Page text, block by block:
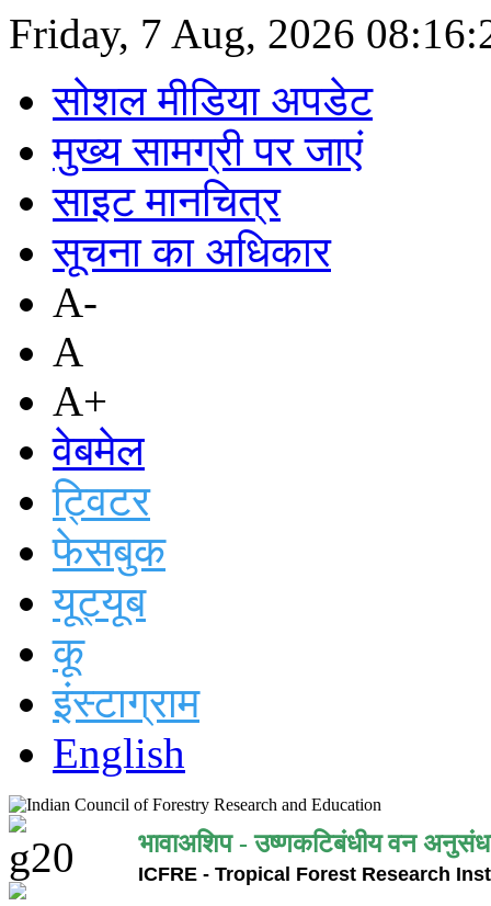
Friday, 7 Aug, 2026
सोशल मीडिया अपडेट
मुख्य सामग्री पर जाएं
साइट मानचित्र
सूचना का अधिकार
A-
A
A+
वेबमेल
ट्विटर
फेसबुक
यूट्यूब
कू
इंस्टाग्राम
English
भावाअशिप - उष्णकटिबंधीय वन
ICFRE - Tropical Forest Research